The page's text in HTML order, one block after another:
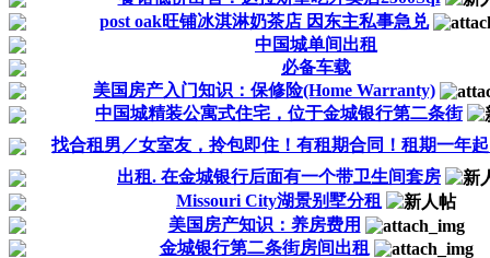
post oak旺铺冰淇淋奶茶店 因东主私事急兑
中国城单间出租
必备车载
美国房产入门知识：保修险(Home Warranty)
中国城精装公寓式住宅，位于金城银行第二条街
找合租男／女室友，拎包即住！有租期合同！租期一年
出租. 在金城银行后面有一个带卫生间套房
Missouri City湖景别墅分租
美国房产知识：养房费用
金城银行第二条街房间出租